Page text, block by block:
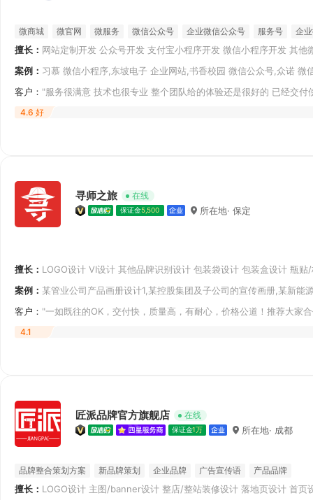
微商城 微官网 微服务 微信公众号 企业微信公众号 服务号
企
以内容运营为主
以管理内部员工为主 公众号定制开发
擅长： 网站定制开发 公众号开发 支付宝小程序开发 微信小程序开发 其他
案例：
客户： "服务很满意 技术也很专业 整个团队给的体验还是很好的 已经交
4.6 好
寻师之旅 在线
保证金5,500 所在地· 保定
擅长： LOGO设计 VI设计 其他品牌识别设计 包装袋设计 包装盒设计 瓶
案例： 某管业公司产品画册设计1,某控股集团及子公司的宣传画册,某新能
客户： "一如既往的OK，交付快，质量高，有耐心，价格公道！推荐大家
4.1
匠派品牌官方旗舰店 在线
保证金1万 所在地· 成都
品牌整合策划方案 新品牌策划 企业品牌 广告宣传语 产品品牌
擅长： LOGO设计 主图/banner设计 整店/整站装修设计 落地页设计 首页